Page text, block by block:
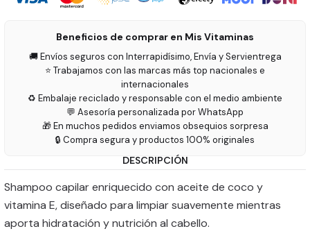
Beneficios de comprar en Mis Vitaminas
🚚 Envíos seguros con Interrapidísimo, Envía y Servientrega
⭐ Trabajamos con las marcas más top nacionales e
internacionales
♻️ Embalaje reciclado y responsable con el medio ambiente
💬 Asesoría personalizada por WhatsApp
🎁 En muchos pedidos enviamos obsequios sorpresa
🔒 Compra segura y productos 100% originales
DESCRIPCIÓN
Shampoo capilar enriquecido con aceite de coco y
vitamina E, diseñado para limpiar suavemente mientras
aporta hidratación y nutrición al cabello.